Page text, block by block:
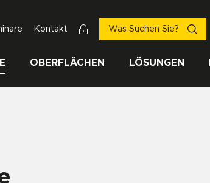
OBERFLÄCHEN LÖSUNGEN
Kontakt Was Suchen Sie?